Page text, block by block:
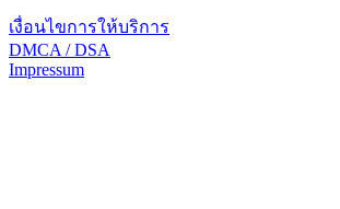
เงื่อนไขการให้บริการ
DMCA / DSA
Impressum